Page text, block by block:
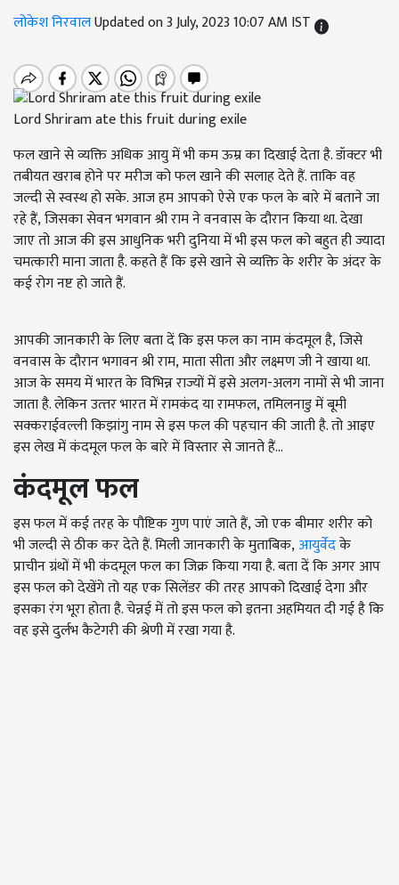
लोकेश निरवालUpdated on 3 July, 2023 10:07 AM IST
Lord Shriram ate this fruit during exile
फल खाने से व्यक्ति अधिक आयु में भी कम ऊम्र का दिखाई देता है. डॉक्टर भी
तबीयत खराब होने पर मरीज को फल खाने की सलाह देते हैं. ताकि वह
जल्दी से स्वस्थ हो सके. आज हम आपको ऐसे एक फल के बारे में बताने जा
रहे हैं, जिसका सेवन भगवान श्री राम ने वनवास के दौरान किया था. देखा
जाए तो आज की इस आधुनिक भरी दुनिया में भी इस फल को बहुत ही ज्यादा
चमत्कारी माना जाता है. कहते हैं कि इसे खाने से व्यक्ति के शरीर के अंदर के
कई रोग नष्ट हो जाते हैं.
आपकी जानकारी के लिए बता दें कि इस फल का नाम कंदमूल है, जिसे
वनवास के दौरान भगावन श्री राम, माता सीता और लक्ष्मण जी ने खाया था.
आज के समय में भारत के विभिन्न राज्यों में इसे अलग-अलग नामों से भी जाना
जाता है. लेकिन उत्‍तर भारत में रामकंद या रामफल, तमिलनाडु में बूमी
सक्कराईवल्ली किझांगु नाम से इस फल की पहचान की जाती है. तो आइए
इस लेख में कंदमूल फल के बारे में विस्तार से जानते हैं...
कंदमूल फल
इस फल में कई तरह के पौष्टिक गुण पाएं जाते हैं, जो एक बीमार शरीर को
भी जल्दी से ठीक कर देते हैं. मिली जानकारी के मुताबिक,आयुर्वेदके
प्राचीन ग्रंथों में भी कंदमूल फल का जिक्र किया गया है. बता दें कि अगर आप
इस फल को देखेंगे तो यह एक सिलेंडर की तरह आपको दिखाई देगा और
इसका रंग भूरा होता है. चेन्नई में तो इस फल को इतना अहमियत दी गई है कि
वह इसे दुर्लभ कैटेगरी की श्रेणी में रखा गया है.